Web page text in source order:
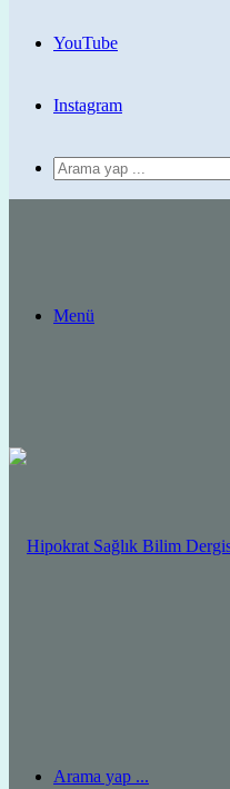
YouTube
Instagram
Menü
Arama yap ...